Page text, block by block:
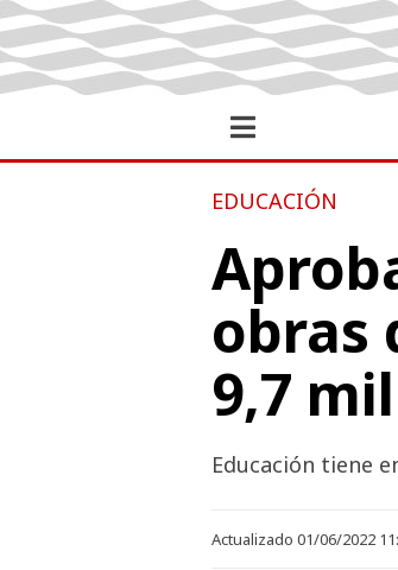
EDUCACIÓN
obras
9,7
Educación tiene
Actualizado 01/06/2022